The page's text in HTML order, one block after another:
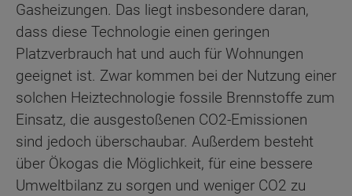
Gasheizungen. Das liegt insbesondere daran,
dass diese Technologie einen geringen
Platzverbrauch hat und auch für Wohnungen
geeignet ist. Zwar kommen bei der Nutzung einer
solchen Heiztechnologie fossile Brennstoffe zum
Einsatz, die ausgestoßenen CO2-Emissionen
sind jedoch überschaubar. Außerdem besteht
über Ökogas die Möglichkeit, für eine bessere
Umweltbilanz zu sorgen und weniger CO2 zu